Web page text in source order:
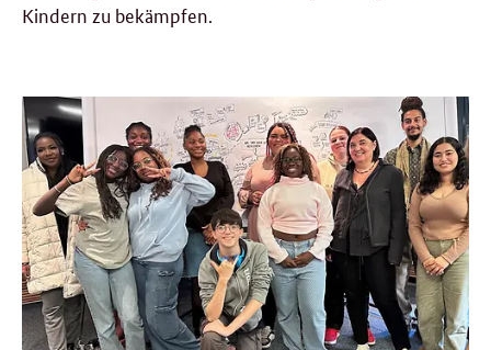
Kindern zu bekämpfen.